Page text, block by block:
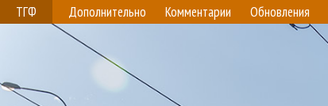
ТГФ Дополнительно Комментарии Обновления